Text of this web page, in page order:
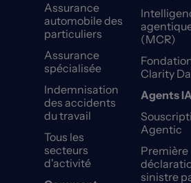
Assurance
automobile des
particuliers
Assurance
spécialisée
Indemnisation
des accidents
du travail
Tous les
secteurs
d'activité
(MCR)
Clarity
Agents
Agentic
Première
sinistre